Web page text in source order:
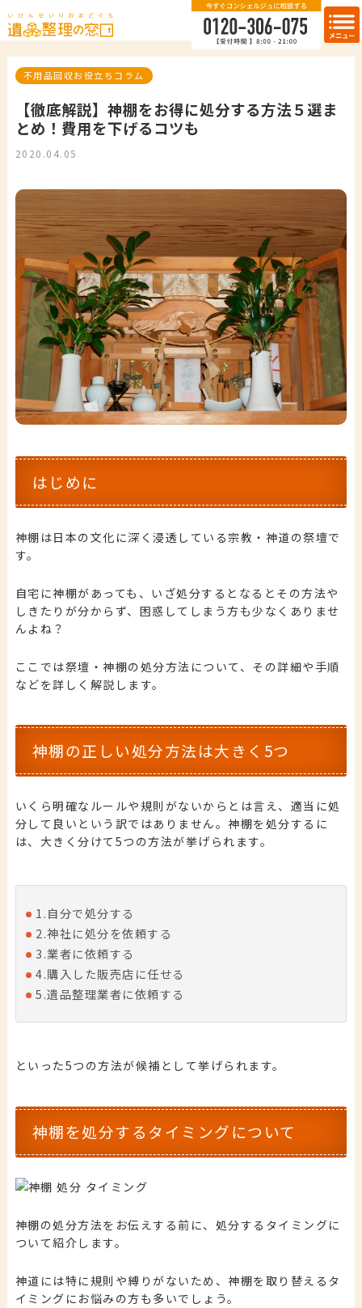
不用品回収お役立ちコラム
【徹底解説】神棚をお得に処分する方法５選ま
とめ！費用を下げるコツも
2020.04.05
はじめに
神棚は日本の文化に深く浸透している宗教・神道の祭壇で
す。
自宅に神棚があっても、いざ処分するとなるとその方法や
しきたりが分からず、困惑してしまう方も少なくありませ
んよね？
ここでは祭壇・神棚の処分方法について、その詳細や手順
などを詳しく解説します。
神棚の正しい処分方法は大きく5つ
いくら明確なルールや規則がないからとは言え、適当に処
分して良いという訳ではありません。神棚を処分するに
は、大きく分けて5つの方法が挙げられます。
1.自分で処分する
2.神社に処分を依頼する
3.業者に依頼する
4.購入した販売店に任せる
5.遺品整理業者に依頼する
といった5つの方法が候補として挙げられます。
神棚を処分するタイミングについて
神棚の処分方法をお伝えする前に、処分するタイミングに
ついて紹介します。
神道には特に規則や縛りがないため、神棚を取り替えるタ
イミングにお悩みの方も多いでしょう。